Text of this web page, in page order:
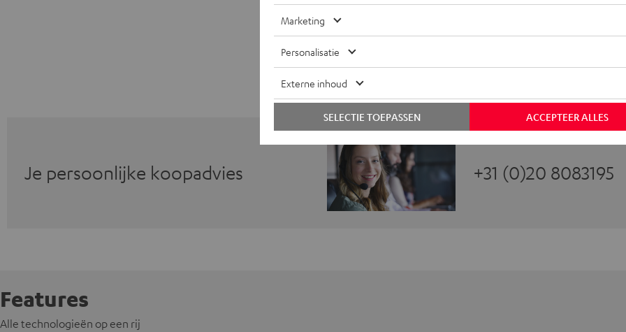
Je persoonlijke koopadvies +31 (0)20 8083195
Features
Alle technologieën op een rij
Marketing
Personalisatie
Externe inhoud
ACCEPTEER ALLES
SELECTIE TOEPASSEN